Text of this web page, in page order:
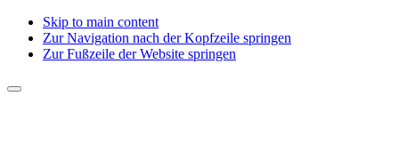
Skip to main content
Zur Navigation nach der Kopfzeile springen
Zur Fußzeile der Website springen
Menü